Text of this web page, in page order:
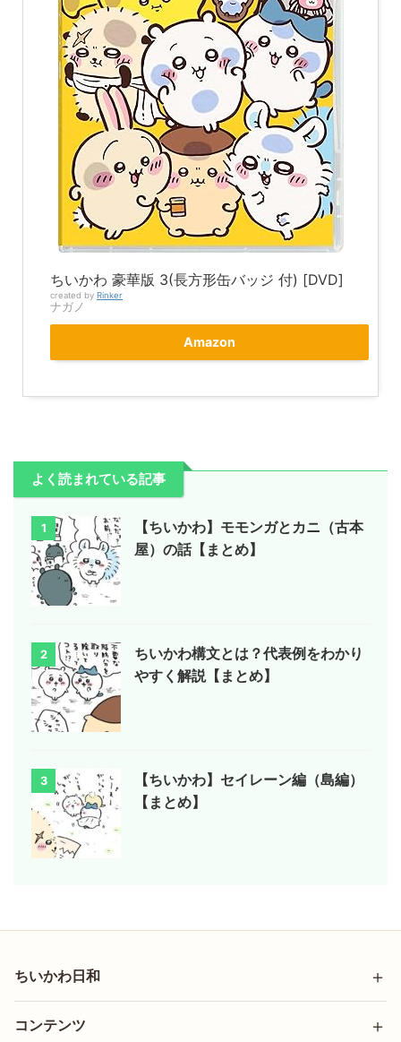
ちいかわ 豪華版 3(長方形缶バッジ 付) [DVD]
created by Rinker
ナガノ
Amazon
よく読まれている記事
1
【ちいかわ】モモンガとカニ（古本
屋）の話【まとめ】
2
ちいかわ構文とは？代表例をわかり
やすく解説【まとめ】
3
【ちいかわ】セイレーン編（島編）
【まとめ】
ちいかわ日和
コンテンツ